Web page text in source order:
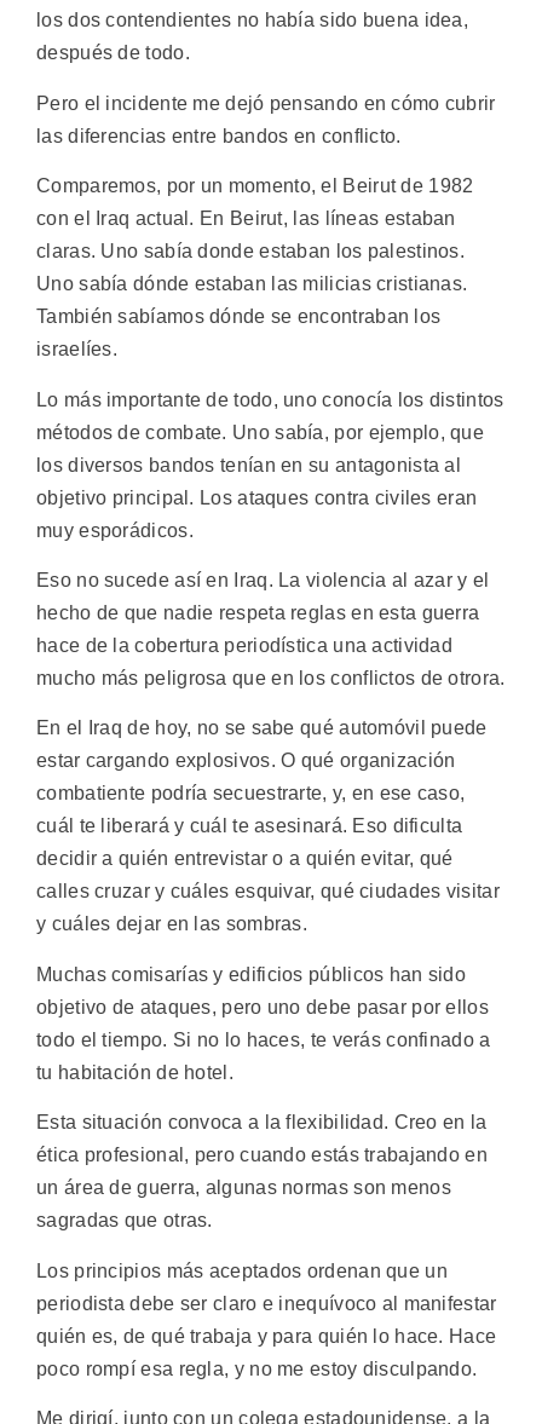
los dos contendientes no había sido buena idea,
después de todo.
Pero el incidente me dejó pensando en cómo cubrir
las diferencias entre bandos en conflicto.
Comparemos, por un momento, el Beirut de 1982
con el Iraq actual. En Beirut, las líneas estaban
claras. Uno sabía donde estaban los palestinos.
Uno sabía dónde estaban las milicias cristianas.
También sabíamos dónde se encontraban los
israelíes.
Lo más importante de todo, uno conocía los distintos
métodos de combate. Uno sabía, por ejemplo, que
los diversos bandos tenían en su antagonista al
objetivo principal. Los ataques contra civiles eran
muy esporádicos.
Eso no sucede así en Iraq. La violencia al azar y el
hecho de que nadie respeta reglas en esta guerra
hace de la cobertura periodística una actividad
mucho más peligrosa que en los conflictos de otrora.
En el Iraq de hoy, no se sabe qué automóvil puede
estar cargando explosivos. O qué organización
combatiente podría secuestrarte, y, en ese caso,
cuál te liberará y cuál te asesinará. Eso dificulta
decidir a quién entrevistar o a quién evitar, qué
calles cruzar y cuáles esquivar, qué ciudades visitar
y cuáles dejar en las sombras.
Muchas comisarías y edificios públicos han sido
objetivo de ataques, pero uno debe pasar por ellos
todo el tiempo. Si no lo haces, te verás confinado a
tu habitación de hotel.
Esta situación convoca a la flexibilidad. Creo en la
ética profesional, pero cuando estás trabajando en
un área de guerra, algunas normas son menos
sagradas que otras.
Los principios más aceptados ordenan que un
periodista debe ser claro e inequívoco al manifestar
quién es, de qué trabaja y para quién lo hace. Hace
poco rompí esa regla, y no me estoy disculpando.
Me dirigí, junto con un colega estadounidense, a la